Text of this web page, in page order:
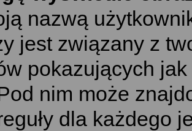
nazwą
jest związany z
pokazujących
nim może
dla każdego